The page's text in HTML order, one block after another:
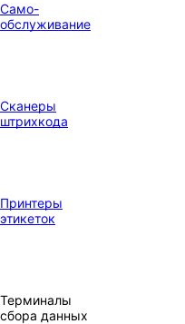
Само-
обслуживание
Сканеры
штрихкода
Принтеры
этикеток
Терминалы
сбора данных